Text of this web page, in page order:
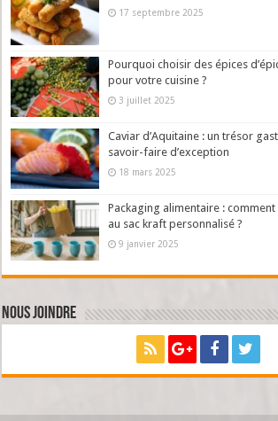
17 septembre 2025
Pourquoi choisir des épices
pour votre cuisine ?
3 juillet 2025
Caviar d’Aquitaine : un trésor
savoir-faire d’exception
18 mars 2025
Packaging alimentaire :
au sac kraft personnalisé ?
9 janvier 2025
Nous joindre